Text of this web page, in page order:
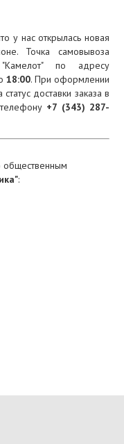
у нас открылась новая
Точка самовывоза
по адресу
18:00. При оформлении
доставки заказа в
+7 (343) 287-
общественным
: